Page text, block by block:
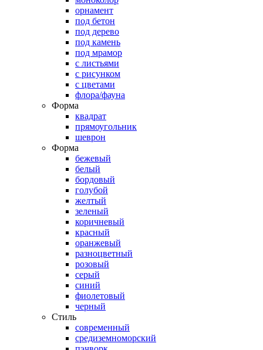
орнамент
под бетон
под дерево
под камень
под мрамор
с листьями
с рисунком
с цветами
флора/фауна
Форма
квадрат
прямоугольник
шеврон
Форма
бежевый
белый
бордовый
голубой
желтый
зеленый
коричневый
красный
оранжевый
разноцветный
розовый
серый
синий
фиолетовый
черный
Стиль
современный
средиземноморский